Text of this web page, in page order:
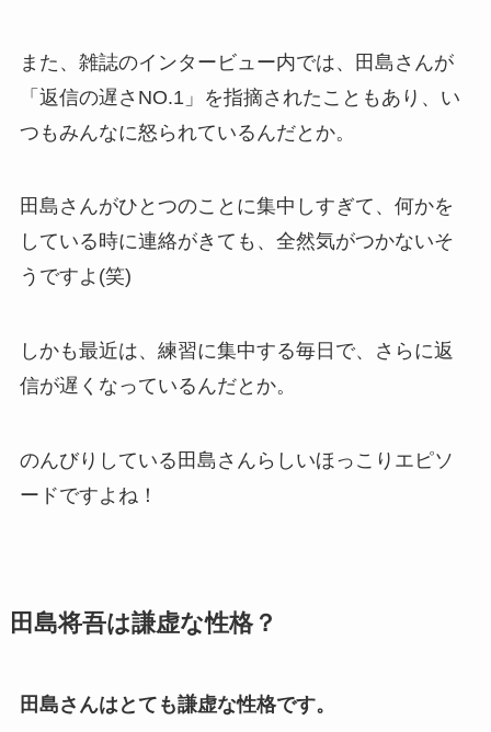
また、雑誌のインタービュー内では、田島さんが
「返信の遅さNO.1」を指摘されたこともあり、い
つもみんなに怒られているんだとか。
田島さんがひとつのことに集中しすぎて、何かを
している時に連絡がきても、全然気がつかないそ
うですよ(笑)
しかも最近は、練習に集中する毎日で、さらに返
信が遅くなっているんだとか。
のんびりしている田島さんらしいほっこりエピソ
ードですよね！
田島将吾は謙虚な性格？
田島さんはとても謙虚な性格です。